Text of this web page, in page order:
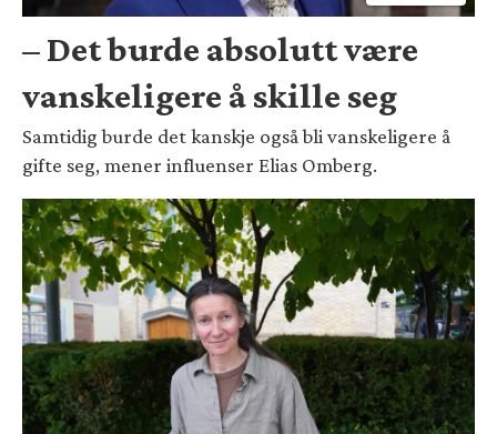
– Det burde absolutt være
vanskeligere å skille seg
Samtidig burde det kanskje også bli vanskeligere å
gifte seg, mener influenser Elias Omberg.